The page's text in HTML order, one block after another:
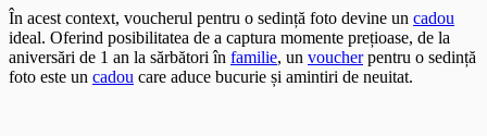
În acest context, voucherul pentru o sedință foto devine un cadou
ideal. Oferind posibilitatea de a captura momente prețioase, de la
aniversări de 1 an la sărbători în familie, un voucherpentru o sedință
foto este un cadou care aduce bucurie și amintiri de neuitat.